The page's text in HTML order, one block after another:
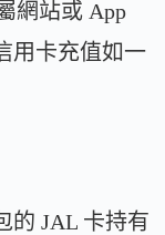
網站或 App
用卡充值如一
的 JAL 卡持有